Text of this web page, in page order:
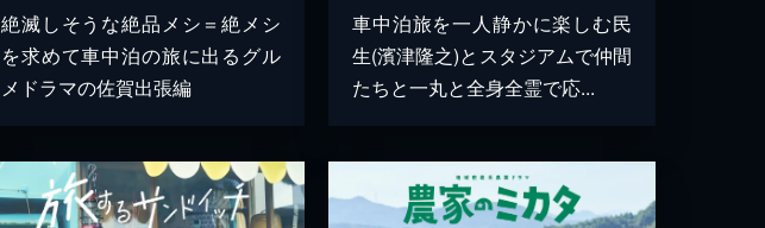
絶滅しそうな絶品メシ＝絶メシ
を求めて車中泊の旅に出るグル
メドラマの佐賀出張編
車中泊旅を一人静かに楽しむ民
生(濱津隆之)とスタジアムで仲間
たちと一丸と全身全霊で応...